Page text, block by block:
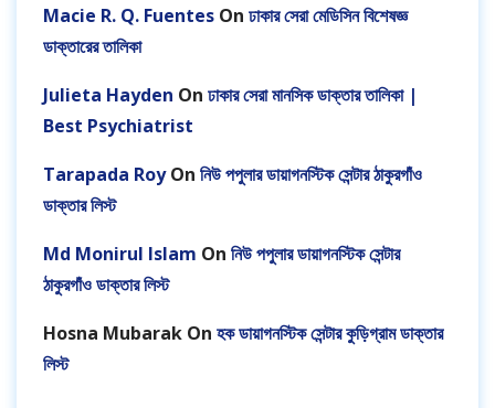
Macie R. Q. Fuentes On ঢাকার সেরা মেডিসিন বিশেষজ্ঞ
ডাক্তারের তালিকা
Julieta Hayden On ঢাকার সেরা মানসিক ডাক্তার তালিকা |
Best Psychiatrist
Tarapada RoyOn নিউ পপুলার ডায়াগনস্টিক সেন্টার ঠাকুরগাঁও
ডাক্তার লিস্ট
Md Monirul Islam On নিউ পপুলার ডায়াগনস্টিক সেন্টার
ঠাকুরগাঁও ডাক্তার লিস্ট
Hosna Mubarak On হক ডায়াগনস্টিক সেন্টার কুড়িগ্রাম ডাক্তার
লিস্ট